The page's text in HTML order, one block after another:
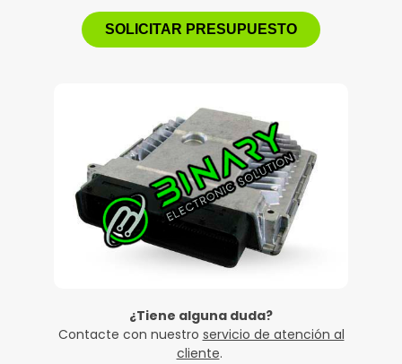
SOLICITAR PRESUPUESTO
¿Tiene alguna duda?
Contacte con nuestro servicio de atención al
cliente.